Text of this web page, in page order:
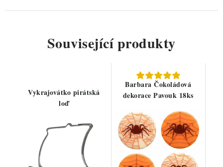
Související produkty
Vykrajovátko pirátská
loď
Barbara Čokoládová
dekorace Pavouk 18ks